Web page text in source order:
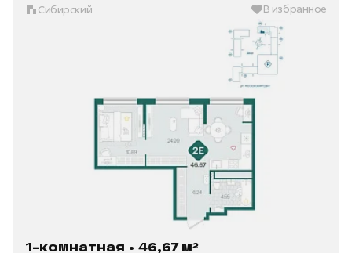
Сибирский В избранное
1-комнатная • 46,67 м²